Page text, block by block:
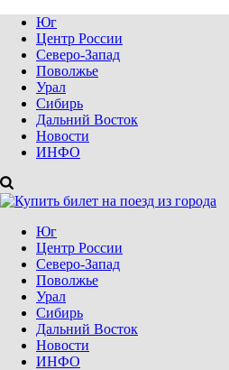
Юг
Центр России
Северо-Запад
Поволжье
Урал
Сибирь
Дальний Восток
Новости
ИНФО
Юг
Центр России
Северо-Запад
Поволжье
Урал
Сибирь
Дальний Восток
Новости
ИНФО